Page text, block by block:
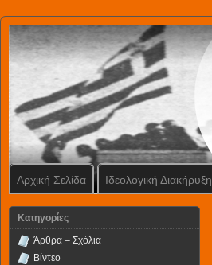
Αρχική Σελίδα Ιδεολογική Διακήρυξη
Kατηγορίες
Άρθρα – Σχόλια
Βίντεο